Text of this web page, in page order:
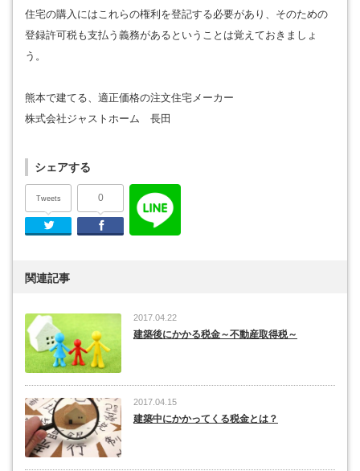
住宅の購入にはこれらの権利を登記する必要があり、そのための
登録許可税も支払う義務があるということは覚えておきましょ
う。
熊本で建てる、適正価格の注文住宅メーカー
株式会社ジャストホーム 長田
シェアする
Tweets
Twitter
0
Facebook
関連記事
2017.04.22
建築後にかかる税金～不動産取得税～
2017.04.15
建築中にかかってくる税金とは？